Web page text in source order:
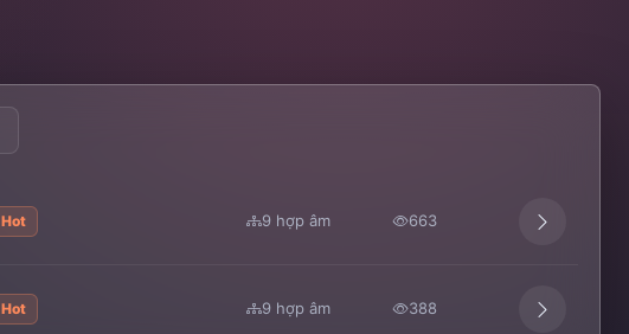
Hot 9 hợp âm 663
Hot 9 hợp âm 388